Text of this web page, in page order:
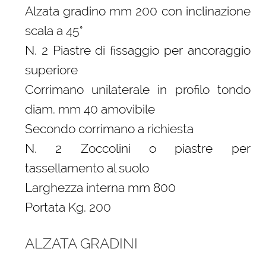
Alzata gradino mm 200 con inclinazione
scala a 45°
N. 2 Piastre di fissaggio per ancoraggio
superiore
Corrimano unilaterale in profilo tondo
diam. mm 40 amovibile
Secondo corrimano a richiesta
N. 2 Zoccolini o piastre per
tassellamento al suolo
Larghezza interna mm 800
Portata Kg. 200
ALZATA GRADINI